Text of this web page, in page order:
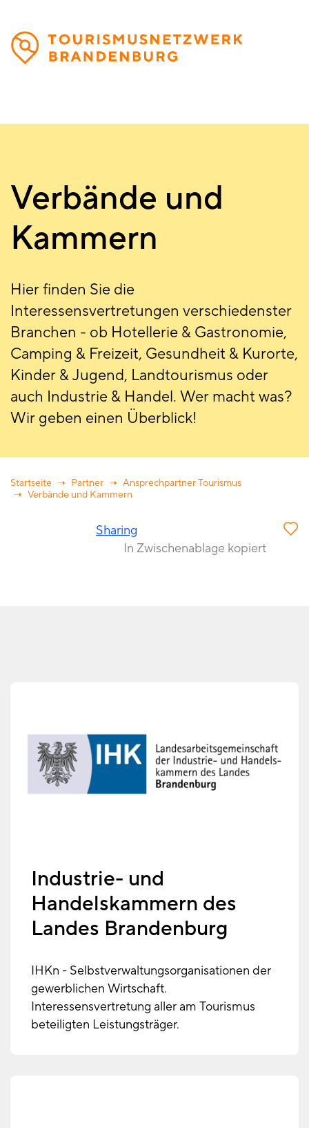
Direkt
zum
Inhalt
Verbände und
Kammern
Hier finden Sie die
Interessensvertretungen verschiedenster
Branchen - ob Hotellerie & Gastronomie,
Camping & Freizeit, Gesundheit & Kurorte,
Kinder & Jugend, Landtourismus oder
auch Industrie & Handel. Wer macht was?
Wir geben einen Überblick!
Startseite Partner
Ansprechpartner Tourismus
Verbände und Kammern
Sharing
In Zwischenablage kopiert
Industrie- und
Handelskammern des
Landes Brandenburg
IHKn - Selbstverwaltungsorganisationen der
gewerblichen Wirtschaft.
Interessensvertretung aller am Tourismus
beteiligten Leistungsträger.